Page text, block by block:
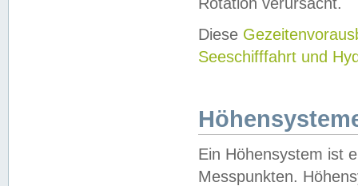
Diese
Seeschifffahrt und
Ein Höhensystem ist
Messpunkten.